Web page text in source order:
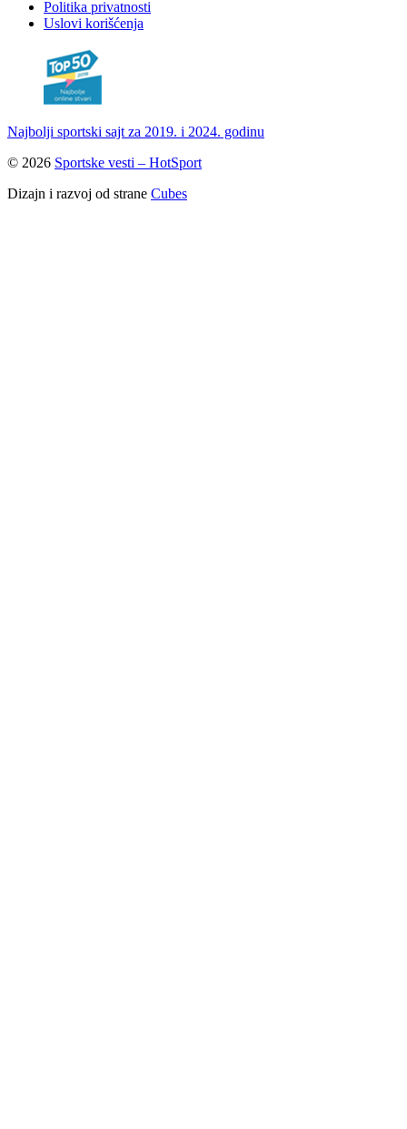
Politika privatnosti
Uslovi korišćenja
Najbolji sportski sajt za 2019. i 2024. godinu
© 2026 Sportske vesti – HotSport
Dizajn i razvoj od strane Cubes